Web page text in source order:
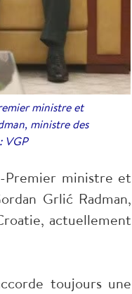
ministre et
ministre des
VGP
Premier ministre et
Grlić Radman,
actuellement
toujours une